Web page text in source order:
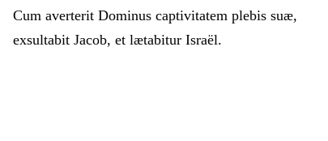
Cum averterit Dominus captivitatem plebis suæ,
exsultabit Jacob, et lætabitur Israël.